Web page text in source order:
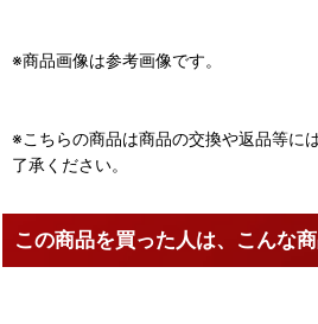
※商品画像は参考画像です。
※こちらの商品は商品の交換や返品等に
了承ください。
この商品を買った人は、こんな